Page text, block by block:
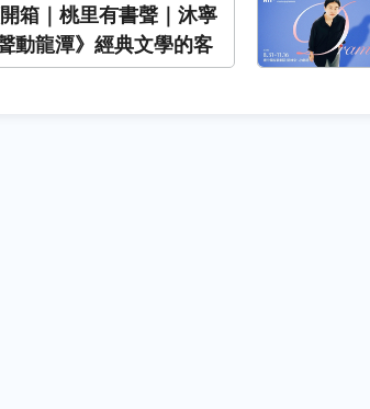
箱｜桃里有書聲｜沐寧
動龍潭》經典文學的客